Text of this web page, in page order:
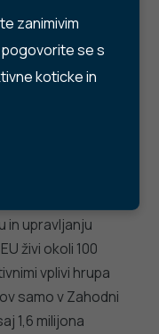
zanimivim
se s
koticke in
in ogroža
ki ga
kot med
kot to določa
in upravljanju
živi okoli 100
vplivi hrupa
samo v Zahodni
1,6 milijona